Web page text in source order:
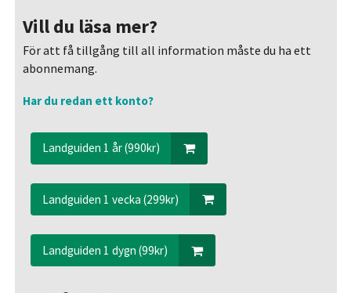
Vill du läsa mer?
För att få tillgång till all information måste du ha ett
abonnemang.
Har du redan ett konto?
Landguiden 1 år (990kr)
Landguiden 1 vecka (299kr)
Landguiden 1 dygn (99kr)